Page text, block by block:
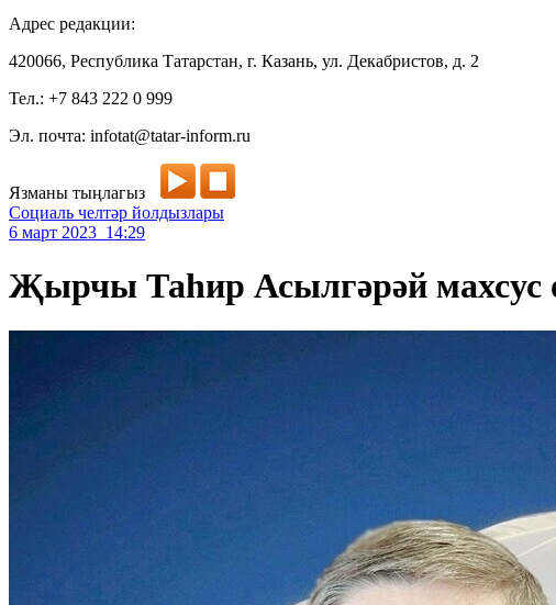
Адрес редакции:
420066, Республика Татарстан, г. Казань, ул. Декабристов, д. 2
Тел.: +7 843 222 0 999
Эл. почта: infotat@tatar-inform.ru
Язманы тыңлагыз
Социаль челтәр йолдызлары
6 март 2023 14:29
Җырчы Таһир Асылгәрәй махсус